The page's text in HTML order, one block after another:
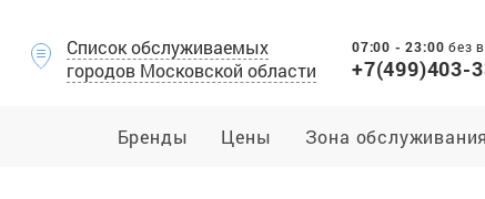
Список обслуживаемых
городов Московской области
07:00 - 23:00без
+7(499)403-
Бренды Цены Зона обслуживания